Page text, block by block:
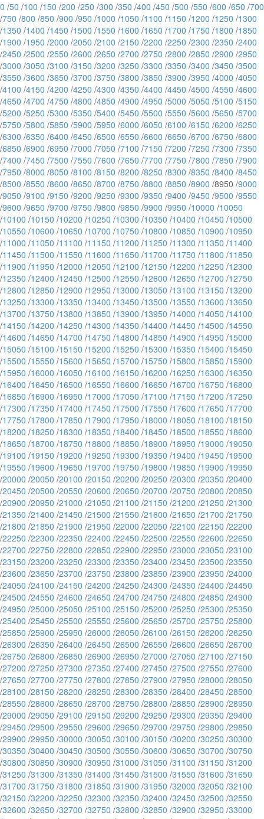
0 /50 /100 /150 /200 /250 /300 /350 /400 /450 /500 /550 /600 /650 /700
/750 /800 /850 /900 /950 /1000 /1050 /1100 /1150 /1200 /1250 /1300
/1350 /1400 /1450 /1500 /1550 /1600 /1650 /1700 /1750 /1800 /1850
/1900 /1950 /2000 /2050 /2100 /2150 /2200 /2250 /2300 /2350 /2400
/2450 /2500 /2550 /2600 /2650 /2700 /2750 /2800 /2850 /2900 /2950
/3000 /3050 /3100 /3150 /3200 /3250 /3300 /3350 /3400 /3450 /3500
/3550 /3600 /3650 /3700 /3750 /3800 /3850 /3900 /3950 /4000 /4050
/4100 /4150 /4200 /4250 /4300 /4350 /4400 /4450 /4500 /4550 /4600
/4650 /4700 /4750 /4800 /4850 /4900 /4950 /5000 /5050 /5100 /5150
/5200 /5250 /5300 /5350 /5400 /5450 /5500 /5550 /5600 /5650 /5700
/5750 /5800 /5850 /5900 /5950 /6000 /6050 /6100 /6150 /6200 /6250
/6300 /6350 /6400 /6450 /6500 /6550 /6600 /6650 /6700 /6750 /6800
/6850 /6900 /6950 /7000 /7050 /7100 /7150 /7200 /7250 /7300 /7350
/7400 /7450 /7500 /7550 /7600 /7650 /7700 /7750 /7800 /7850 /7900
/7950 /8000 /8050 /8100 /8150 /8200 /8250 /8300 /8350 /8400 /8450
/8500 /8550 /8600 /8650 /8700 /8750 /8800 /8850 /8900 /8950 /9000
/9050 /9100 /9150 /9200 /9250 /9300 /9350 /9400 /9450 /9500 /9550
/9600 /9650 /9700 /9750 /9800 /9850 /9900 /9950 /10000 /10050
/10100 /10150 /10200 /10250 /10300 /10350 /10400 /10450 /10500
/10550 /10600 /10650 /10700 /10750 /10800 /10850 /10900 /10950
/11000 /11050 /11100 /11150 /11200 /11250 /11300 /11350 /11400
/11450 /11500 /11550 /11600 /11650 /11700 /11750 /11800 /11850
/11900 /11950 /12000 /12050 /12100 /12150 /12200 /12250 /12300
/12350 /12400 /12450 /12500 /12550 /12600 /12650 /12700 /12750
/12800 /12850 /12900 /12950 /13000 /13050 /13100 /13150 /13200
/13250 /13300 /13350 /13400 /13450 /13500 /13550 /13600 /13650
/13700 /13750 /13800 /13850 /13900 /13950 /14000 /14050 /14100
/14150 /14200 /14250 /14300 /14350 /14400 /14450 /14500 /14550
/14600 /14650 /14700 /14750 /14800 /14850 /14900 /14950 /15000
/15050 /15100 /15150 /15200 /15250 /15300 /15350 /15400 /15450
/15500 /15550 /15600 /15650 /15700 /15750 /15800 /15850 /15900
/15950 /16000 /16050 /16100 /16150 /16200 /16250 /16300 /16350
/16400 /16450 /16500 /16550 /16600 /16650 /16700 /16750 /16800
/16850 /16900 /16950 /17000 /17050 /17100 /17150 /17200 /17250
/17300 /17350 /17400 /17450 /17500 /17550 /17600 /17650 /17700
/17750 /17800 /17850 /17900 /17950 /18000 /18050 /18100 /18150
/18200 /18250 /18300 /18350 /18400 /18450 /18500 /18550 /18600
/18650 /18700 /18750 /18800 /18850 /18900 /18950 /19000 /19050
/19100 /19150 /19200 /19250 /19300 /19350 /19400 /19450 /19500
/19550 /19600 /19650 /19700 /19750 /19800 /19850 /19900 /19950
/20000 /20050 /20100 /20150 /20200 /20250 /20300 /20350 /20400
/20450 /20500 /20550 /20600 /20650 /20700 /20750 /20800 /20850
/20900 /20950 /21000 /21050 /21100 /21150 /21200 /21250 /21300
/21350 /21400 /21450 /21500 /21550 /21600 /21650 /21700 /21750
/21800 /21850 /21900 /21950 /22000 /22050 /22100 /22150 /22200
/22250 /22300 /22350 /22400 /22450 /22500 /22550 /22600 /22650
/22700 /22750 /22800 /22850 /22900 /22950 /23000 /23050 /23100
/23150 /23200 /23250 /23300 /23350 /23400 /23450 /23500 /23550
/23600 /23650 /23700 /23750 /23800 /23850 /23900 /23950 /24000
/24050 /24100 /24150 /24200 /24250 /24300 /24350 /24400 /24450
/24500 /24550 /24600 /24650 /24700 /24750 /24800 /24850 /24900
/24950 /25000 /25050 /25100 /25150 /25200 /25250 /25300 /25350
/25400 /25450 /25500 /25550 /25600 /25650 /25700 /25750 /25800
/25850 /25900 /25950 /26000 /26050 /26100 /26150 /26200 /26250
/26300 /26350 /26400 /26450 /26500 /26550 /26600 /26650 /26700
/26750 /26800 /26850 /26900 /26950 /27000 /27050 /27100 /27150
/27200 /27250 /27300 /27350 /27400 /27450 /27500 /27550 /27600
/27650 /27700 /27750 /27800 /27850 /27900 /27950 /28000 /28050
/28100 /28150 /28200 /28250 /28300 /28350 /28400 /28450 /28500
/28550 /28600 /28650 /28700 /28750 /28800 /28850 /28900 /28950
/29000 /29050 /29100 /29150 /29200 /29250 /29300 /29350 /29400
/29450 /29500 /29550 /29600 /29650 /29700 /29750 /29800 /29850
/29900 /29950 /30000 /30050 /30100 /30150 /30200 /30250 /30300
/30350 /30400 /30450 /30500 /30550 /30600 /30650 /30700 /30750
/30800 /30850 /30900 /30950 /31000 /31050 /31100 /31150 /31200
/31250 /31300 /31350 /31400 /31450 /31500 /31550 /31600 /31650
/31700 /31750 /31800 /31850 /31900 /31950 /32000 /32050 /32100
/32150 /32200 /32250 /32300 /32350 /32400 /32450 /32500 /32550
/32600 /32650 /32700 /32750 /32800 /32850 /32900 /32950 /33000